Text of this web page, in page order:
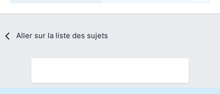
Aller sur la liste des sujets